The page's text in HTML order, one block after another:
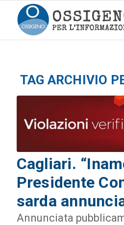
TAG ARCHIVIO
Cagliari.
Presidente
sarda
Annunciata